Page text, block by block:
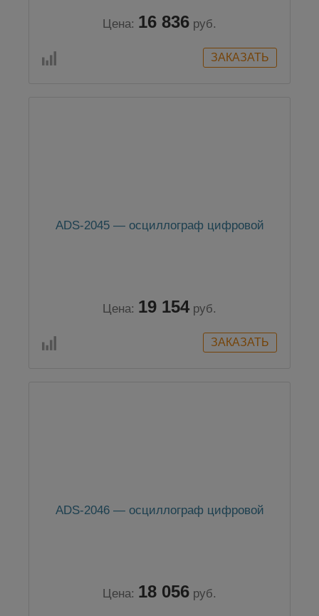
Цена: 16 836 руб.
ADS-2045 — осциллограф цифровой
Цена: 19 154 руб.
ADS-2046 — осциллограф цифровой
Цена: 18 056 руб.